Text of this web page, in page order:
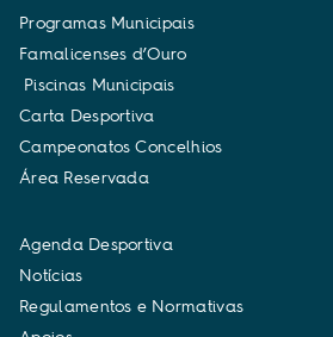
Programas Municipais
Famalicenses d’Ouro
Piscinas Municipais
Carta Desportiva
Campeonatos Concelhios
Área Reservada
Agenda Desportiva
Notícias
Regulamentos e Normativas